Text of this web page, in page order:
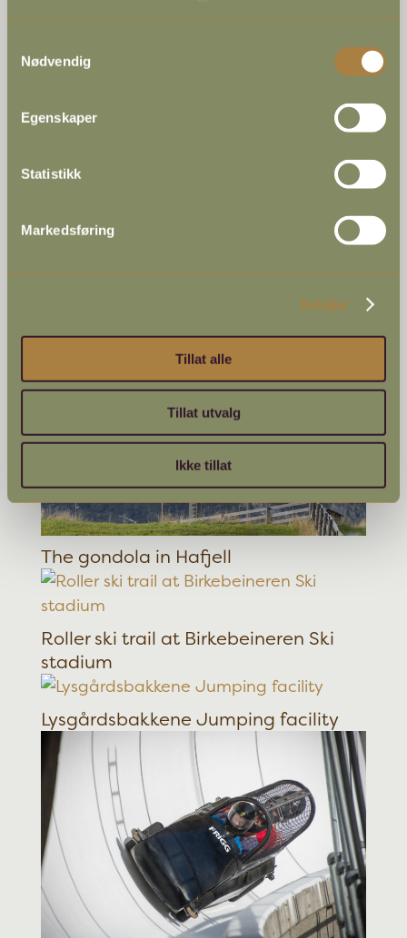
Nødvendig
Egenskaper
Statistikk
Markedsføring
Detaljer
Tillat alle
Tillat utvalg
Ikke tillat
Hafjell Bike Park
The gondola in Hafjell
Roller ski trail at Birkebeineren Ski
stadium
Lysgårdsbakkene Jumping facility